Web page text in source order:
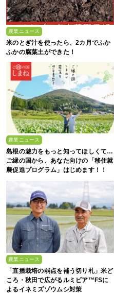
農業ニュース
米のとぎ汁を使ったら、2カ月でふか
ふかの腐葉土ができた！
農業ニュース
島根の魅力をもっと知ってほしくて…
ご縁の国から、あなた向けの「移住就
農促進プログラム」はじめます！！
農業ニュース
「直播栽培の弱点を補う切り札」米ど
ころ・秋田で広がるルミビア™FSに
よるイネミズゾウムシ対策